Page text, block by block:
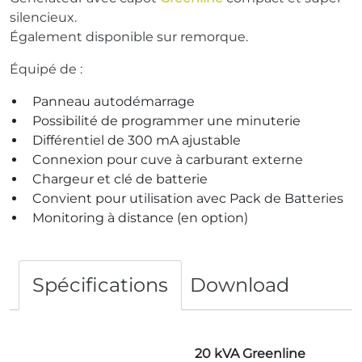
silencieux.
Également disponible sur remorque.
Équipé de :
Panneau autodémarrage
Possibilité de programmer une minuterie
Différentiel de 300 mA ajustable
Connexion pour cuve à carburant externe
Chargeur et clé de batterie
Convient pour utilisation avec Pack de Batteries
Monitoring à distance (en option)
Spécifications Download
20 kVAGreenline